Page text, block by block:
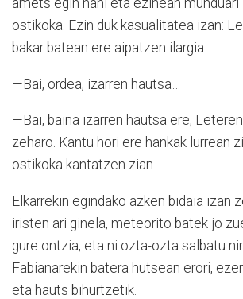
amets egin nahi eta ezinean munduari
ostikoka. Ezin duk kasualitatea izan:
bakar batean ere aipatzen ilargia.
—Bai, ordea, izarren hautsa…
—Bai, baina izarren hautsa ere,
zeharo. Kantu hori ere hankak lurrean
ostikoka kantatzen zian.
Elkarrekin egindako azken bidaia izan
iristen ari ginela, meteorito batek jo
gure ontzia, eta ni ozta-ozta salbatu
Fabianarekin batera hutsean erori,
eta hauts bihurtzetik.